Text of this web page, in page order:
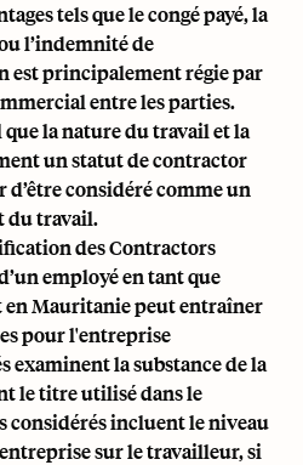
tels que le congé payé, la
l’indemnité de
est principalement régie par
entre les parties.
la nature du travail et la
un statut de contractor
considéré comme un
du travail.
des Contractors
employé en tant que
Mauritanie peut entraîner
pour l'entreprise
examinent la substance de la
le titre utilisé dans le
considérés incluent le niveau
sur le travailleur, si